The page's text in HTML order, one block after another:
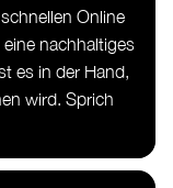
Online
nachhaltiges
es in der Hand,
wird. Sprich